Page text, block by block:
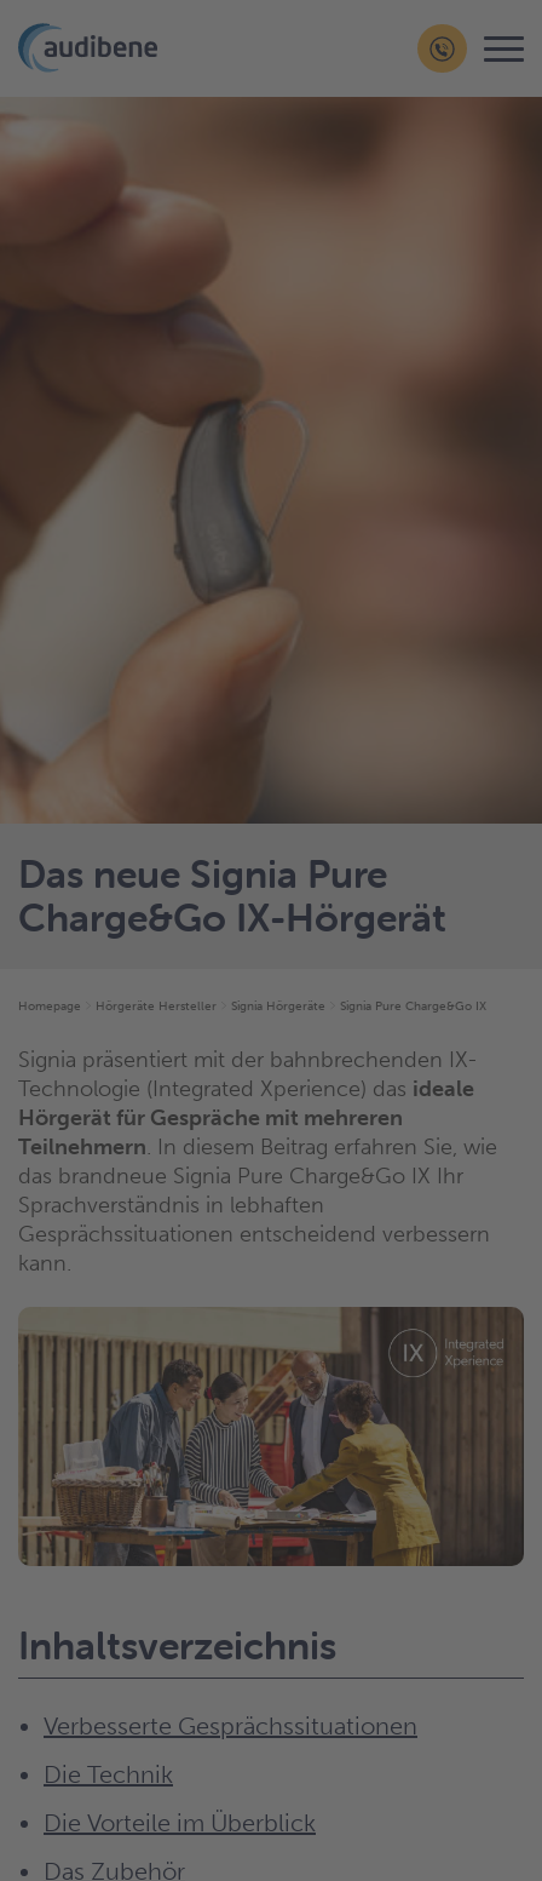
Das neue Signia Pure
Charge&Go IX-Hörgerät
Homepage Hörgeräte Hersteller Signia Hörgeräte Signia Pure Charge&Go IX
Signia präsentiert mit der bahnbrechenden IX-
Technologie (Integrated Xperience) das ideale
Hörgerät für Gespräche mit mehreren
Teilnehmern. In diesem Beitrag erfahren Sie, wie
das brandneue Signia Pure Charge&Go IX Ihr
Sprachverständnis in lebhaften
Gesprächssituationen entscheidend verbessern
kann.
Inhaltsverzeichnis
Verbesserte Gesprächssituationen
Die Technik
Die Vorteile im Überblick
Das Zubehör